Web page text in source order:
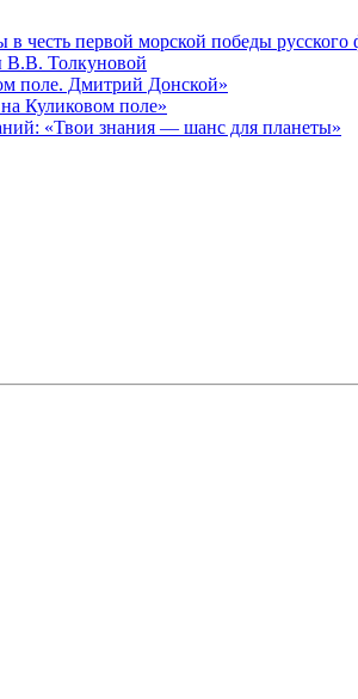
первой морской победы русского
В.В. Толкуновой
поле. Дмитрий Донской»
Куликовом поле»
«Твои знания — шанс для планеты»